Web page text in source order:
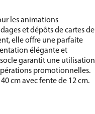
les animations
et dépôts de cartes de
elle offre une parfaite
élégante et
garantit une utilisation
promotionnelles.
cm avec fente de 12 cm.